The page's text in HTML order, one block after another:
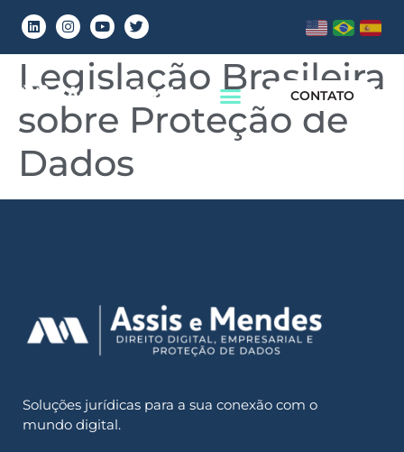
CONTATO
Um bit sobre a
Legislação Brasileira
sobre Proteção de
Dados
Soluções jurídicas para a sua conexão com o
mundo digital.